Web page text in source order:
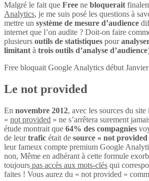
Malgré le fait que Free ne bloquerait
Analytics, je me suis posé les questions à
mettre un système de mesure d’audience
internet que l’on audite ? Doit-on faire
plusieurs outils de statistiques pour
limitantà trois outils d’analyse d’audience
Free bloquait Google Analytics début Janvier
Le not provided
En novembre 2012, avec les sources du site
« not provided » ne s’arrêtera surement
étude montrait que 64% des compagnies
de leurtrafic était de source « not provided
leur fameux compte premium Google
non, Même en adhérant à cette formule
toujours pas accès aux mots-clés qui
faites ! Vous aurez du « not provided »